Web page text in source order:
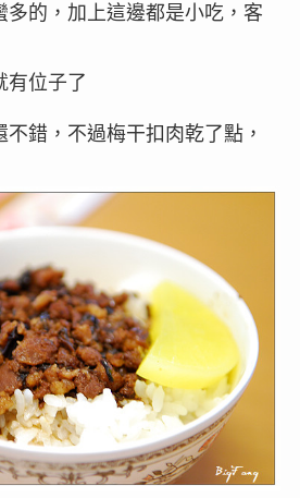
多的，加上這邊都是小吃，客
有位子了
錯，不過梅干扣肉乾了點，